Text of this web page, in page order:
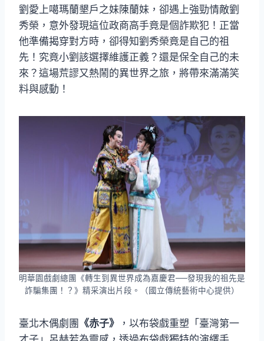
劉愛上噶瑪蘭墾戶之妹陳蘭妹，卻遇上強勁情敵劉
秀榮，意外發現這位政商高手竟是個詐欺犯！正當
他準備揭穿對方時，卻得知劉秀榮竟是自己的祖
先！究竟小劉該選擇維護正義？還是保全自己的未
來？這場荒謬又熱鬧的異世界之旅，將帶來滿滿笑
料與感動！
明華園戲劇總團《轉生到異世界成為嘉慶君──發現我的祖先是
詐騙集團！？》精采演出片段。（國立傳統藝術中心提供）
臺北木偶劇團 《赤子》
，以布袋戲重塑「臺灣第一